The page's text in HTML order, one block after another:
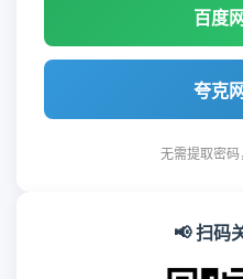
百度
夸克
无需提取密码
📢 扫码